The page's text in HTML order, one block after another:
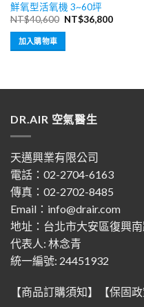
鮮氧型活氧機 3~60坪
NT$40,600 原
NT$40,600。
NT$36,800目
加入購物車
。
DR.AIR 空氣醫生
天邁興業有限公司
電話：02-2704-6163
傳真：02-2702-8485
Email：info@drair.com
地址： 台北市大安區復興
代表人: 林念青
統一編號: 24451932
【商品訂購須知】 【保固政